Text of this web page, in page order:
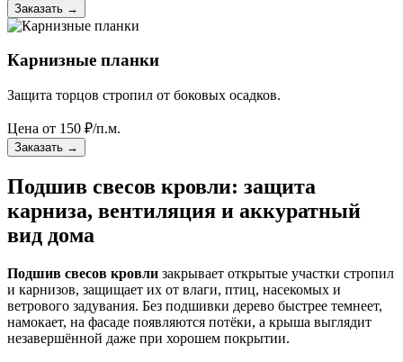
Заказать →
Карнизные планки
Защита торцов стропил от боковых осадков.
Цена от 150 ₽/п.м.
Заказать →
Подшив свесов кровли: защита
карниза, вентиляция и аккуратный
вид дома
Подшив свесов кровли закрывает открытые участки стропил
и карнизов, защищает их от влаги, птиц, насекомых и
ветрового задувания. Без подшивки дерево быстрее темнеет,
намокает, на фасаде появляются потёки, а крыша выглядит
незавершённой даже при хорошем покрытии.